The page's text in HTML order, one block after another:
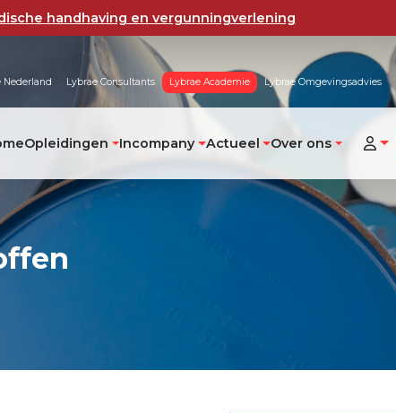
handhaving en vergunningverlening
Nederland Lybrae Consultants Lybrae Academie Lybrae Omgevingsadvies
Opleidingen Incompany Actueel Over ons